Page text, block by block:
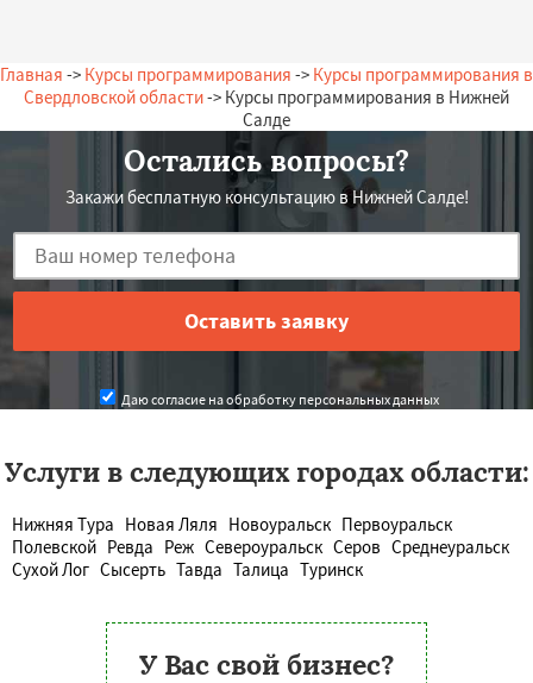
Главная -> Курсы программирования -> Курсы программирования в
Свердловской области-> Курсы программирования в Нижней
Салде
Остались вопросы?
Закажи бесплатную консультацию в Нижней Салде!
Даю согласие на обработку персональных данных
Услуги в следующих городах области:
Нижняя Тура Новая Ляля Новоуральск Первоуральск
Полевской Ревда Реж Североуральск Серов Среднеуральск
Сухой Лог Сысерть Тавда Талица Туринск
У Вас свой бизнес?